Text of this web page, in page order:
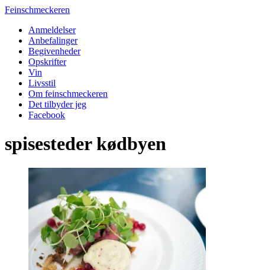
Feinschmeckeren
Anmeldelser
Anbefalinger
Begivenheder
Opskrifter
Vin
Livsstil
Om feinschmeckeren
Det tilbyder jeg
Facebook
spisesteder kødbyen